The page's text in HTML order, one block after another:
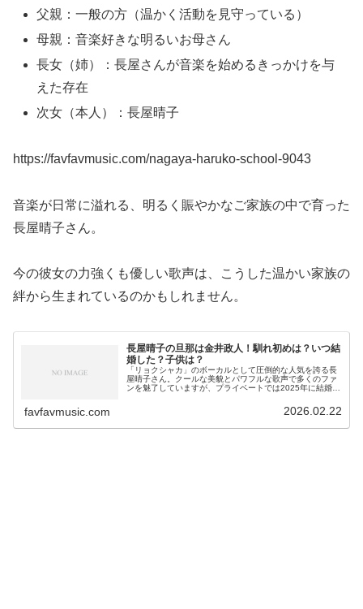
父親：一般の方（温かく活動を見守っている）
母親：音楽好きな明るいお母さん
長女（姉）：長屋さんが音楽を始めるきっかけを与
えた存在
次女（本人）：長屋晴子
https://favfavmusic.com/nagaya-haruko-school-9043
音楽が日常に溢れる、明るく賑やかなご家族の中で育った
長屋晴子さん。
今の彼女の力強くも優しい歌声は、こうした温かい家族の
絆から生まれているのかもしれません。
長屋晴子の旦那は金井政人！馴れ初めは？いつ結
婚した？子供は？
「リョクシャカ」のボーカルとして圧倒的な人気を誇る長
屋晴子さん。クールな美貌とパワフルな歌声で多くのファ
ンを魅了していますが、プライベートでは2025年に結婚と
favfavmusic.com 2026.02.22